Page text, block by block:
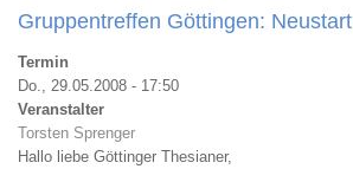
Göttingen
Gruppentreffen Göttingen: Neustart
Termin
Do., 29.05.2008 - 17:50
Veranstalter
Torsten Sprenger
Hallo liebe Göttinger Thesianer,